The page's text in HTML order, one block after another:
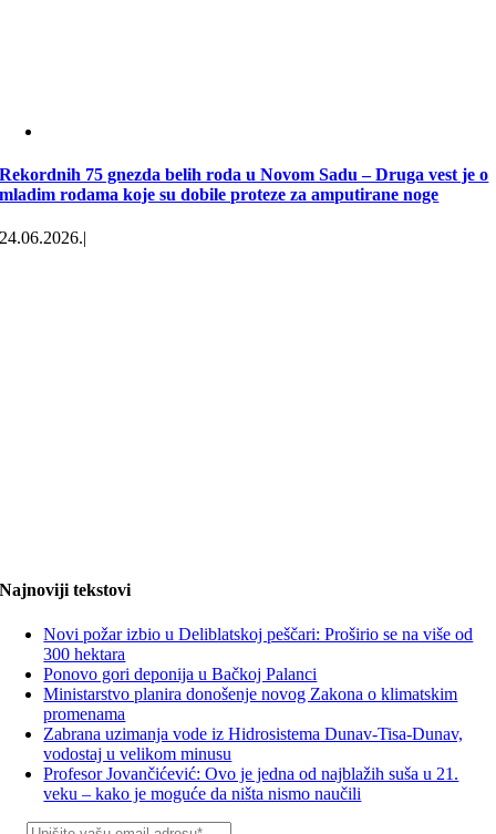
Rekordnih 75 gnezda belih roda u Novom Sadu – Druga vest je o
mladim rodama koje su dobile proteze za amputirane noge
24.06.2026.|
Najnoviji tekstovi
Novi požar izbio u Deliblatskoj peščari: Proširio se na više od
300 hektara
Ponovo gori deponija u Bačkoj Palanci
Ministarstvo planira donošenje novog Zakona o klimatskim
promenama
Zabrana uzimanja vode iz Hidrosistema Dunav-Tisa-Dunav,
vodostaj u velikom minusu
Profesor Jovančićević: Ovo je jedna od najblažih suša u 21.
veku – kako je moguće da ništa nismo naučili